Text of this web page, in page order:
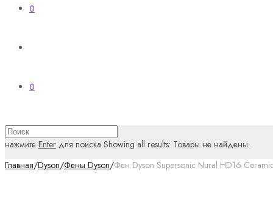
0
0
нажмите Enter для поиска Showing all results: Товары не найдены.
Главная/Dyson/Фены Dyson/Фен Dyson Supersonic Nural HD16